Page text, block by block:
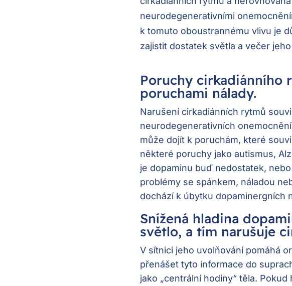
neurodegenerativními
k tomuto oboustrannému vlivu je
zajistit dostatek světla a večer
Poruchy cirkadiánního
poruchami nálady.
Narušení cirkadiánních rytmů
neurodegenerativních
může dojít k poruchám, které
některé poruchy jako autismus,
je dopaminu buď nedostatek,
problémy se spánkem, náladou
dochází k úbytku dopaminergních
Snížená hladina
světlo, a tím narušuje
V sítnici jeho uvolňování pomáhá
přenášet tyto informace do
jako „centrální hodiny“ těla.